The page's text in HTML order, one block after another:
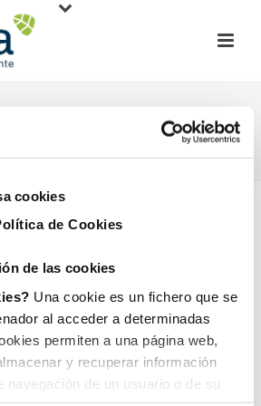
cookies
de Cookies
de las cookies
Una cookie es un fichero que se
al acceder a determinadas
permiten a una página web,
y recuperar información
navegación de un usuario o de su
MONTSERRAT